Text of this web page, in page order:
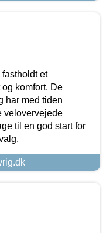
et
komfort. De
har med tiden
velovervejede
til en god start for